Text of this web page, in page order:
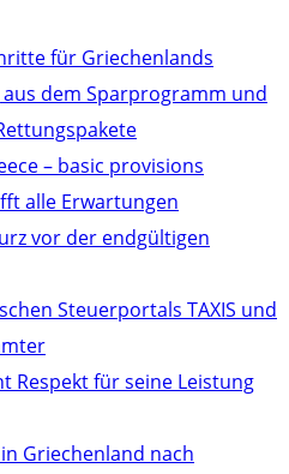
für Griechenlands
dem Sparprogramm und
– basic provisions
alle Erwartungen
vor der endgültigen
Steuerportals TAXIS und
Respekt für seine Leistung
Griechenland nach